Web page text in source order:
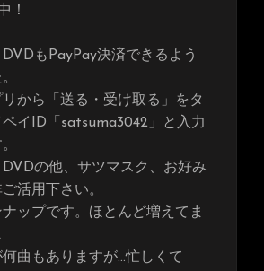
！
もPayPay決済できるよう
から「送る・受け取る」をタ
イID「satsuma3042」と入力
DVDの他、サツマスク、お好み
活用下さい。
ップです。ほとんど増えてま
曲もありますが…忙しくて